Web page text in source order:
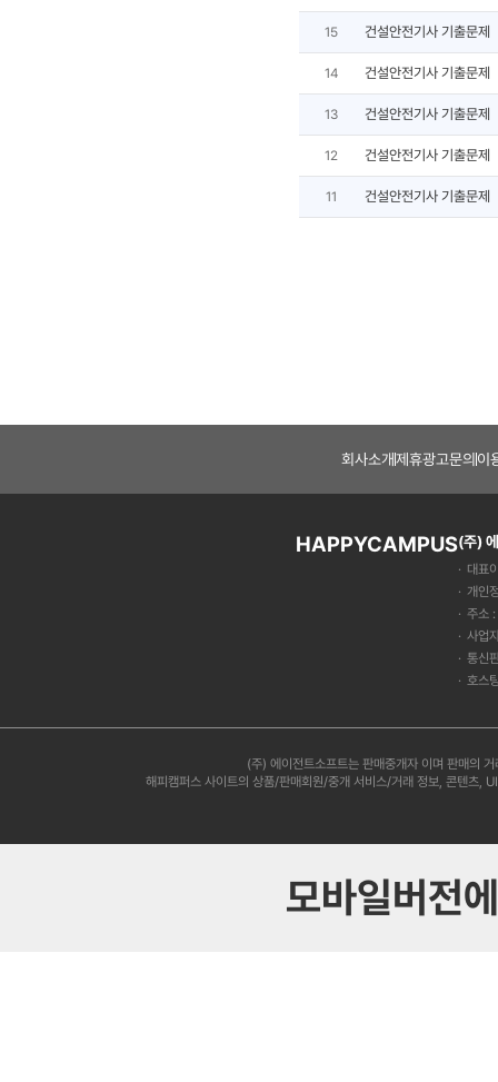
15 건설안전기사 기출문제
14 건설안전기사 기출문제
13 건설안전기사 기출문제
12 건설안전기사 기출문제
11 건설안전기사 기출문제
회사소개제휴광고문의 이
HAPPYCAMPUS(주)
대표
개인
주소
사업
통신
호스
(주) 에이전트소프트는 판매중개자 이며 판매의
해피캠퍼스 사이트의 상품/판매회원/중개 서비스/거래 정보, 콘텐츠,
모바일버전